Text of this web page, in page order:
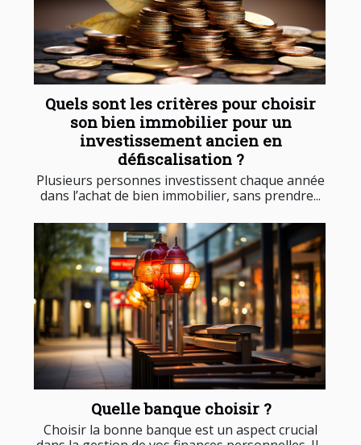
Quels sont les critères pour choisir
son bien immobilier pour un
investissement ancien en
défiscalisation ?
Plusieurs personnes investissent chaque année
dans l’achat de bien immobilier, sans prendre...
Quelle banque choisir ?
Choisir la bonne banque est un aspect crucial